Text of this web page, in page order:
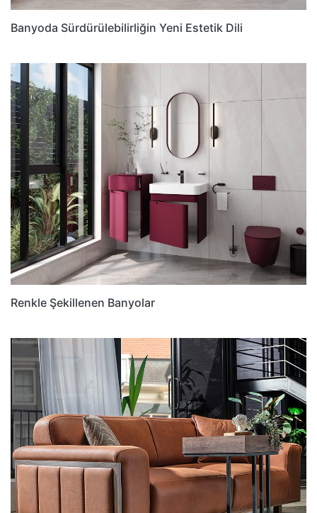
Banyoda Sürdürülebilirliğin Yeni Estetik Dili
Renkle Şekillenen Banyolar